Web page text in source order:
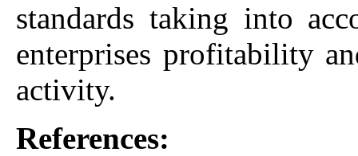
standards taking into
enterprises profitability
activity.
References: